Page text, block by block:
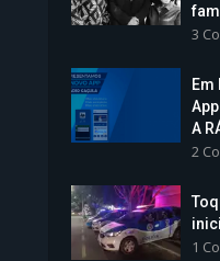
Vice-
tomará
1.101
3
Em
A
2
1